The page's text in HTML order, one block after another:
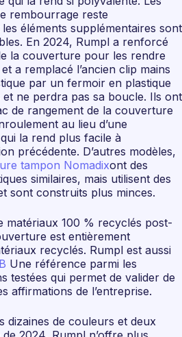
rembourrage reste
éléments supplémentaires sont
En 2024, Rumpl a renforcé
la couverture pour les rendre
a remplacé l’ancien clip mains
par un fermoir en plastique
et ne perdra pas sa boucle. Ils ont
de rangement de la couverture
au lieu d’une
la rend plus facile à
précédente. D’autres modèles,
tampon Nomadixont des
similaires, mais utilisent des
sont construits plus minces.
matériaux 100 % recyclés post-
est entièrement
recyclés. Rumpl est aussi
Une référence parmi les
testées qui permet de valider de
affirmations de l’entreprise.
dizaines de couleurs et deux